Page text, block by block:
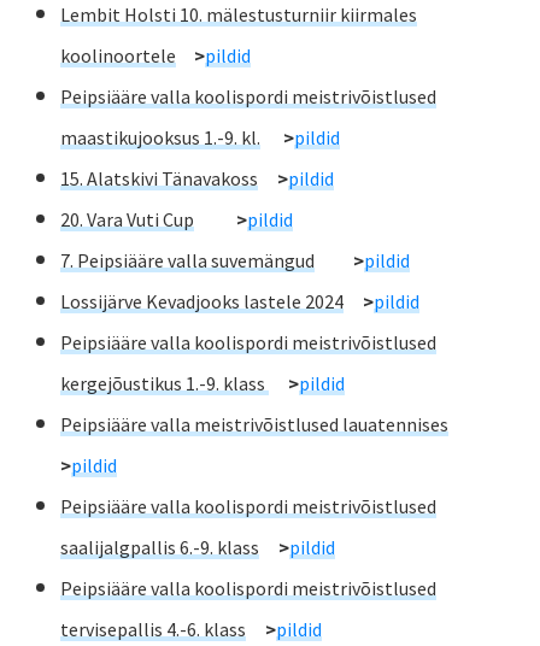
Lembit Holsti 10. mälestusturniir kiirmales
koolinoortele >pildid
Peipsiääre valla koolispordi meistrivõistlused
maastikujooksus 1.-9. kl. >pildid
15. Alatskivi Tänavakoss >pildid
20. Vara Vuti Cup >pildid
7. Peipsiääre valla suvemängud >pildid
Lossijärve Kevadjooks lastele 2024 >pildid
Peipsiääre valla koolispordi meistrivõistlused
kergejõustikus 1.-9. klass
>pildid
Peipsiääre valla meistrivõistlused lauatennises
>pildid
Peipsiääre valla koolispordi meistrivõistlused
saalijalgpallis 6.-9. klass >pildid
Peipsiääre valla koolispordi meistrivõistlused
tervisepallis 4.-6. klass >pildid